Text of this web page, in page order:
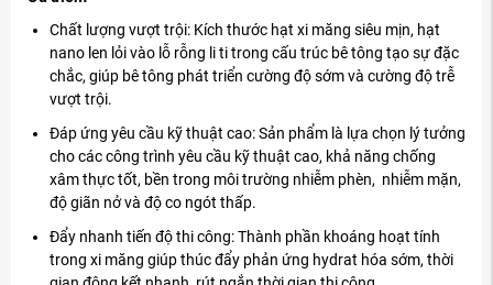
Chất lượng vượt trội: Kích thước hạt xi măng siêu mịn, hạt
nano len lỏi vào lỗ rỗng li ti trong cấu trúc bê tông tạo sự đặc
chắc, giúp bê tông phát triển cường độ sớm và cường độ trễ
vượt trội.
Đáp ứng yêu cầu kỹ thuật cao: Sản phẩm là lựa chọn lý tưởng
cho các công trình yêu cầu kỹ thuật cao, khả năng chống
xâm thực tốt, bền trong môi trường nhiễm phèn, nhiễm mặn,
độ giãn nở và độ co ngót thấp.
Đẩy nhanh tiến độ thi công: Thành phần khoáng hoạt tính
trong xi măng giúp thúc đẩy phản ứng hydrat hóa sớm, thời